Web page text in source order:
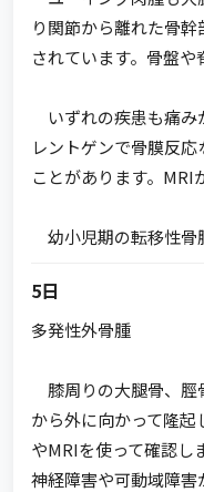
り関節から離れた骨
されています。骨盤や
いずれの疾患も痛み
レントゲンで骨膜反
ことがあります。MRI
幼小児期の転移性骨
5日
多発性外骨腫
膝周りの大腿骨、脛
から外に向かって隆
やMRIを使って確認し
神経障害や可動域障